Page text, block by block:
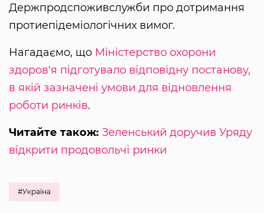
Держпродспоживслужби про дотримання
протиепідеміологічних вимог.
Нагадаємо, що Міністерство охорони
здоров‘я підготувало відповідну постанову,
в якій зазначені умови для відновлення
роботи ринків.
Читайте також: Зеленський доручив Уряду
відкрити продовольчі ринки
#Україна